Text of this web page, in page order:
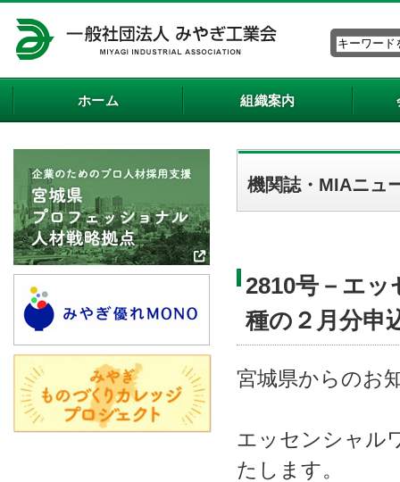
ホーム 組織案内
機関誌・MIAニュ
2810号－エ
種の２月分申
宮城県からのお
エッセンシャル
たします。